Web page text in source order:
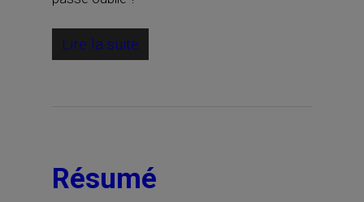
Lire la suite
Résumé